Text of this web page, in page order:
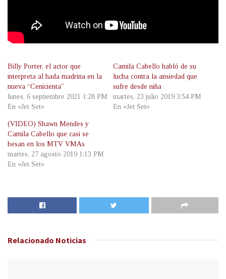
Billy Porter, el actor que
interpreta al hada madrina en la
nueva “Cenicienta”
lunes, 6 septiembre 2021 1:28 PM
En «Jet Set»
Camila Cabello habló de su
lucha contra la ansiedad que
sufre desde niña
martes, 23 julio 2019 3:54 PM
En «Jet Set»
(VIDEO) Shawn Mendes y
Camila Cabello que casi se
besan en los MTV VMAs
martes, 27 agosto 2019 1:13 PM
En «Jet Set»
Relacionado Noticias